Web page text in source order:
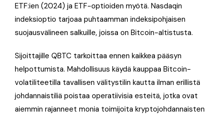
ETF:ien (2024) ja ETF-optioiden myötä. Nasdaqin
indeksioptio tarjoaa puhtaamman indeksipohjaisen
suojausvälineen salkuille, joissa on Bitcoin-altistusta.
Sijoittajille QBTC tarkoittaa ennen kaikkea pääsyn
helpottumista. Mahdollisuus käydä kauppaa Bitcoin-
volatiliteetilla tavallisen välitystilin kautta ilman erillistä
johdannaistiliä poistaa operatiivisia esteitä, jotka ovat
aiemmin rajanneet monia toimijoita kryptojohdannaisten